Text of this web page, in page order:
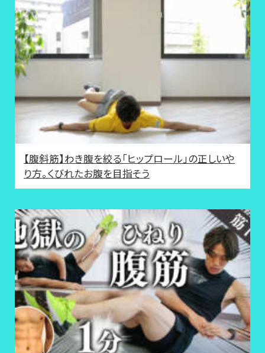
【腹斜筋】わき腹を絞る「ヒップロール」の正しいや
り方。くびれたお腹を目指そう